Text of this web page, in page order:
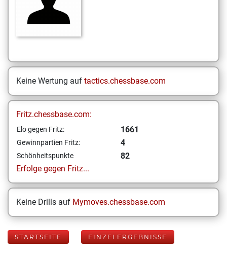
Keine Wertung auf tactics.chessbase.com
Fritz.chessbase.com:
Elo gegen Fritz: 1661
Gewinnpartien Fritz: 4
Schönheitspunkte
82
Erfolge gegen Fritz...
Keine Drills auf Mymoves.chessbase.com
STARTSEITE EINZELERGEBNISSE